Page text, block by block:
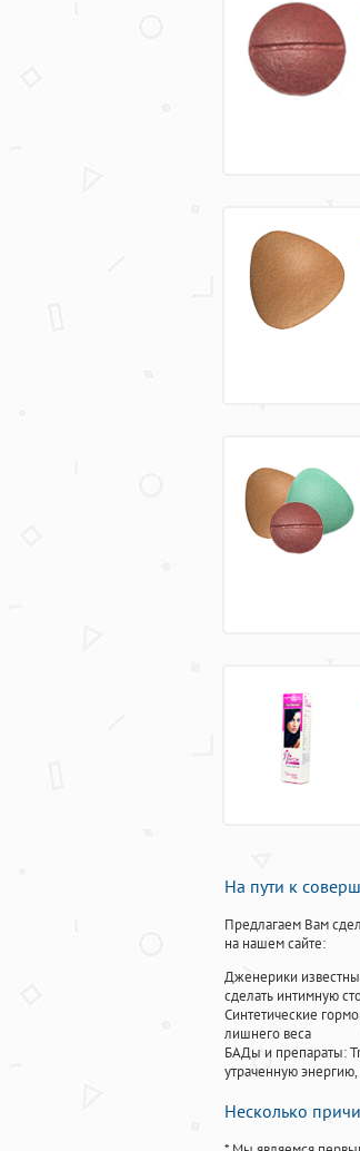
На пути к
Предлагаем Вам
на нашем сайте:
Дженерики
сделать интимную
Синтетические
лишнего веса
БАДы и препараты:
утраченную энергию,
Несколько